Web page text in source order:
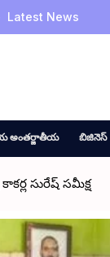
Latest News
అంతర్జాతీయ బిజినెస్
సురేష్ సమీక్ష